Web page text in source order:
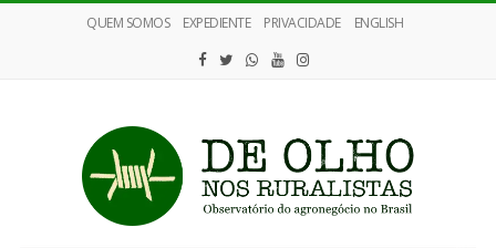
QUEM SOMOS EXPEDIENTE PRIVACIDADE ENGLISH